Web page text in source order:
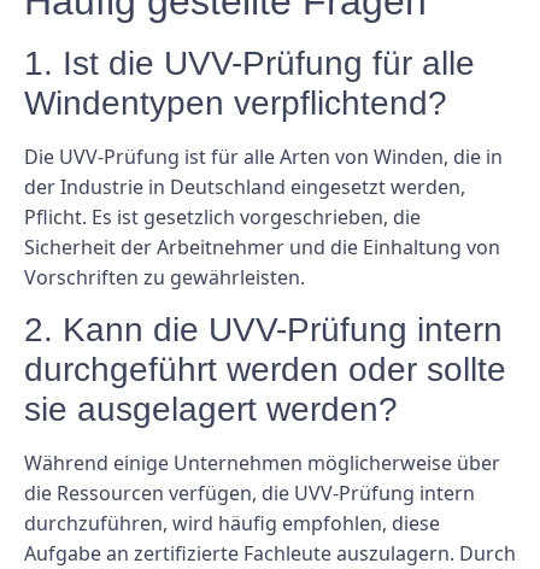
1. Ist die UVV-Prüfung für alle
Windentypen verpflichtend?
Die UVV-Prüfung ist für alle Arten von Winden, die in
der Industrie in Deutschland eingesetzt werden,
Pflicht. Es ist gesetzlich vorgeschrieben, die
Sicherheit der Arbeitnehmer und die Einhaltung von
Vorschriften zu gewährleisten.
2. Kann die UVV-Prüfung intern
durchgeführt werden oder sollte
sie ausgelagert werden?
Während einige Unternehmen möglicherweise über
die Ressourcen verfügen, die UVV-Prüfung intern
durchzuführen, wird häufig empfohlen, diese
Aufgabe an zertifizierte Fachleute auszulagern. Durch